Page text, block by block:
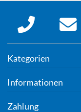
Kategorien
Informationen
Zahlung